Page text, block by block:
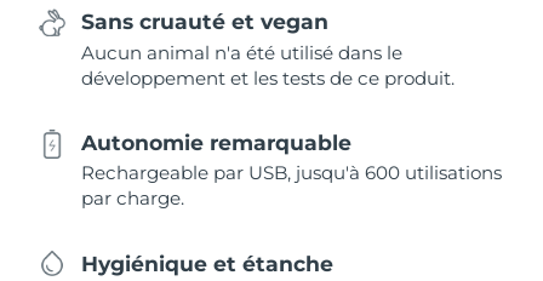
Sans cruauté et vegan
Aucun animal n'a été utilisé dans le
développement et les tests de ce produit.
Autonomie remarquable
Rechargeable par USB, jusqu'à 600 utilisations
par charge.
Hygiénique et étanche